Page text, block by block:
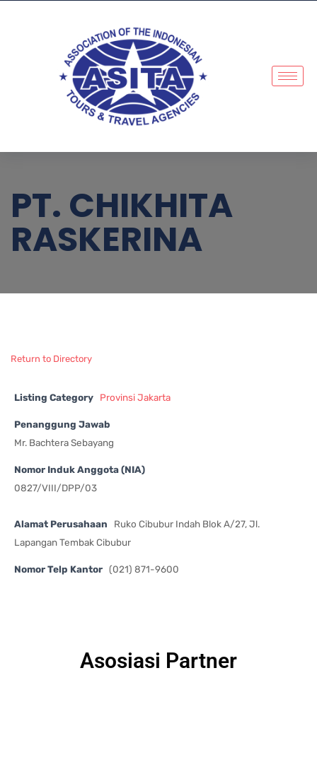
PT. CHIKHITA
RASKERINA
Return to Directory
Listing Category Provinsi Jakarta
Penanggung Jawab
Mr. Bachtera Sebayang
Nomor Induk Anggota (NIA)
0827/VIII/DPP/03
Alamat Perusahaan
Ruko Cibubur Indah Blok A/27, Jl.
Lapangan Tembak Cibubur
Nomor Telp Kantor (021) 871-9600
Asosiasi Partner